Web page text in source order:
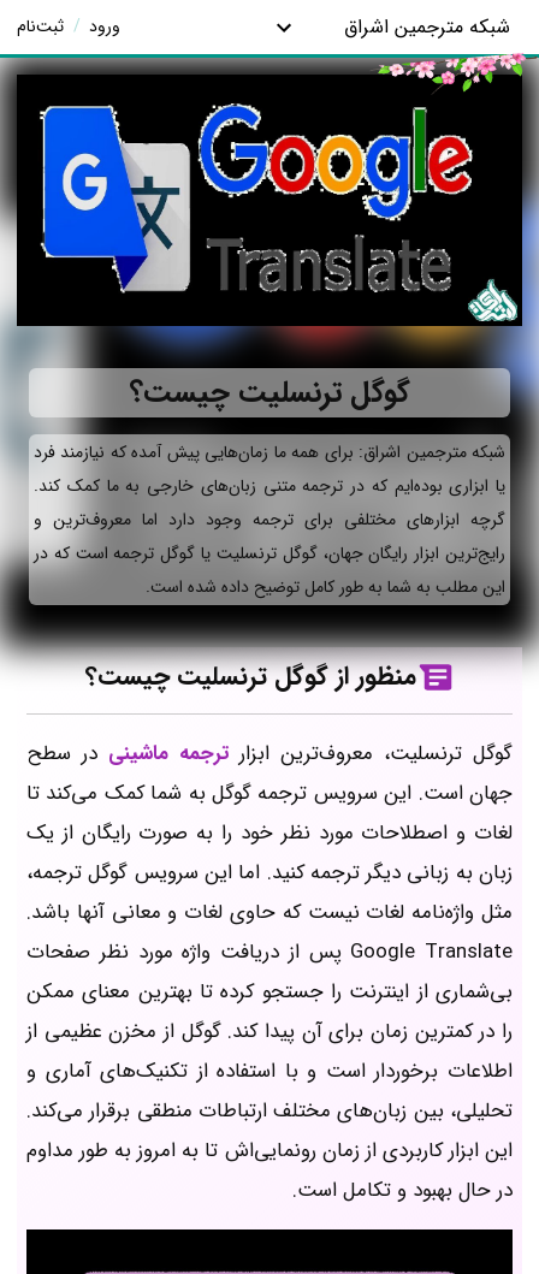
شبکه مترجمین اشراق ورود / ثبت‌نام
گوگل ترنسلیت چیست؟
شبکه مترجمین اشراق: برای همه ما زمان‌هایی پیش آمده که نیازمند فرد
یا ابزاری بوده‌ایم که در ترجمه متنی زبان‌های خارجی به ما کمک کند.
گرچه ابزارهای مختلفی برای ترجمه وجود دارد اما معروف‌ترین و
رایج‌ترین ابزار رایگان جهان، گوگل ترنسلیت یا گوگل ترجمه است که در
این مطلب به شما به طور کامل توضیح داده شده است.
منظور از گوگل ترنسلیت چیست؟
گوگل ترنسلیت، معروف‌ترین ابزار ترجمه ماشینی در سطح
جهان است. این سرویس ترجمه گوگل به شما کمک می‌کند تا
لغات و اصطلاحات مورد نظر خود را به صورت رایگان از یک
زبان به زبانی دیگر ترجمه کنید. اما این سرویس گوگل ترجمه،
مثل واژه‌نامه لغات نیست که حاوی لغات و معانی آنها باشد.
Google Translate پس از دریافت واژه مورد نظر صفحات
بی‌شماری از اینترنت را جستجو کرده تا بهترین معنای ممکن
را در کمترین زمان برای آن پیدا کند. گوگل از مخزن عظیمی از
اطلاعات برخوردار است و با استفاده از تکنیک‌های آماری و
تحلیلی، بین زبان‌های مختلف ارتباطات منطقی برقرار می‌کند.
این ابزار کاربردی از زمان رونمایی‌اش تا به امروز به طور مداوم
در حال بهبود و تکامل است.